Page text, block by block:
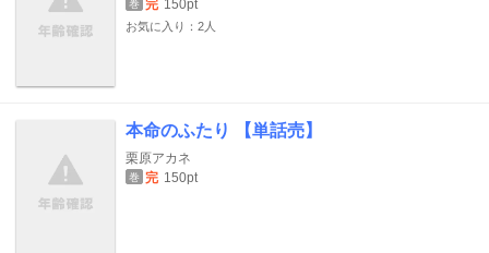
巻 完 150pt
お気に入り：2人
本命のふたり 【単話売】
栗原アカネ
巻 完 150pt